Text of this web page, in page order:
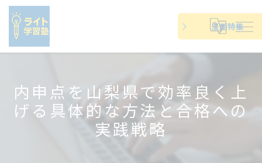
漫画特集
内申点を山梨県で効率良く上
げる具体的な方法と合格への
実践戦略